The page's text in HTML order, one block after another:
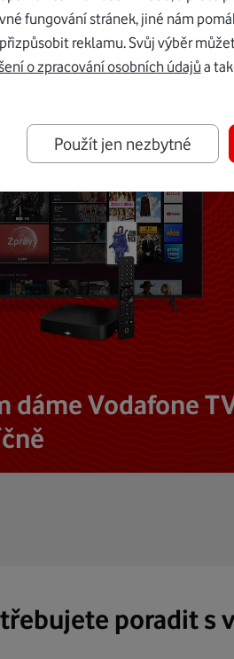
by vás
dáme Vodafone
poradit s
fungování stránek, jiné nám
reklamu. Svůj výběr
o zpracování osobních údajů a
Použít jen nezbytné